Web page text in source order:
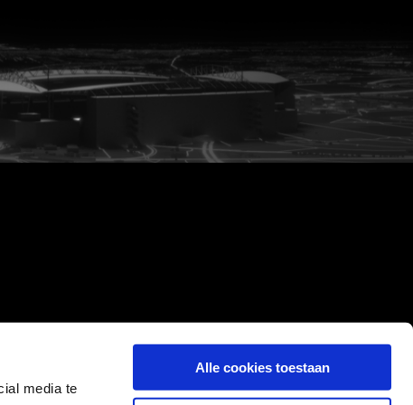
media te
Alle cookies toestaan